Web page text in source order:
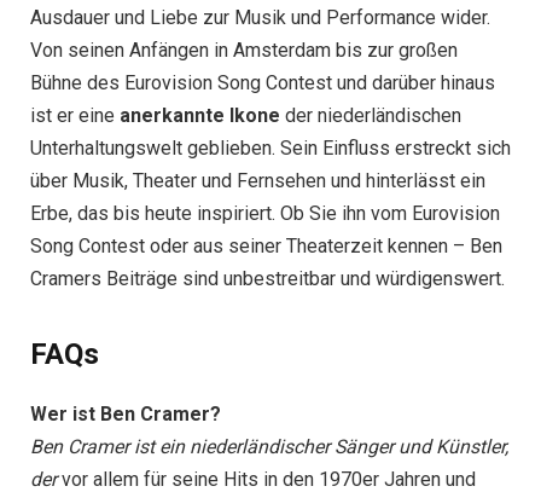
Ausdauer und Liebe zur Musik und Performance wider.
Von seinen Anfängen in Amsterdam bis zur großen
Bühne des Eurovision Song Contest und darüber hinaus
ist er eine anerkannte Ikone der niederländischen
Unterhaltungswelt geblieben. Sein Einfluss erstreckt sich
über Musik, Theater und Fernsehen und hinterlässt ein
Erbe, das bis heute inspiriert. Ob Sie ihn vom Eurovision
Song Contest oder aus seiner Theaterzeit kennen – Ben
Cramers Beiträge sind unbestreitbar und würdigenswert.
FAQs
Wer ist Ben Cramer?
Ben Cramer ist ein niederländischer Sänger und Künstler,
dervor allem für seine Hits in den 1970er Jahren und